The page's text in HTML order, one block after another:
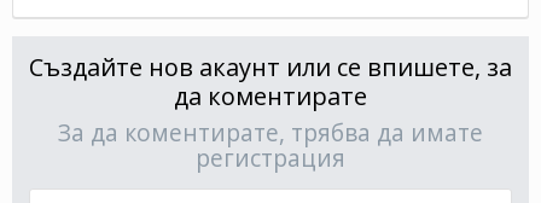
Създайте нов акаунт или се впишете, за
да коментирате
За да коментирате, трябва да имате
регистрация